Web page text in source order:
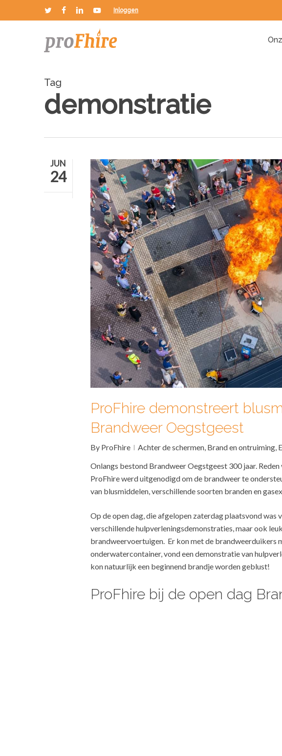
to
Inloggen
Tag
demonstratie
JUN
24
ProFhire demonstreert
Brandweer Oegstgeest
By ProFhire Achter de schermen, Brand en ontruiming,
Onlangs bestond Brandweer Oegstgeest 300 jaar. Reden
ProFhire werd uitgenodigd om de brandweer te
van blusmiddelen, verschillende soorten branden en
Op de open dag, die afgelopen zaterdag plaatsvond was
verschillende hulpverleningsdemonstraties, maar ook
brandweervoertuigen. Er kon met de brandweerduikers
onderwatercontainer, vond een demonstratie van
kon natuurlijk een beginnend brandje worden geblust!
ProFhire bij de open dag